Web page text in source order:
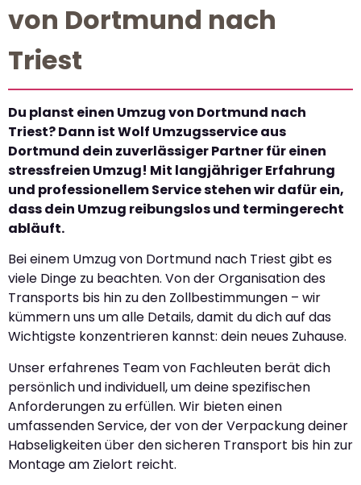
von Dortmund nach
Triest
Du planst einen Umzug von Dortmund nach
Triest? Dann ist Wolf Umzugsservice aus
Dortmund dein zuverlässiger Partner für einen
stressfreien Umzug! Mit langjähriger Erfahrung
und professionellem Service stehen wir dafür ein,
dass dein Umzug reibungslos und termingerecht
abläuft.
Bei einem Umzug von Dortmund nach Triest gibt es
viele Dinge zu beachten. Von der Organisation des
Transports bis hin zu den Zollbestimmungen – wir
kümmern uns um alle Details, damit du dich auf das
Wichtigste konzentrieren kannst: dein neues Zuhause.
Unser erfahrenes Team von Fachleuten berät dich
persönlich und individuell, um deine spezifischen
Anforderungen zu erfüllen. Wir bieten einen
umfassenden Service, der von der Verpackung deiner
Habseligkeiten über den sicheren Transport bis hin zur
Montage am Zielort reicht.